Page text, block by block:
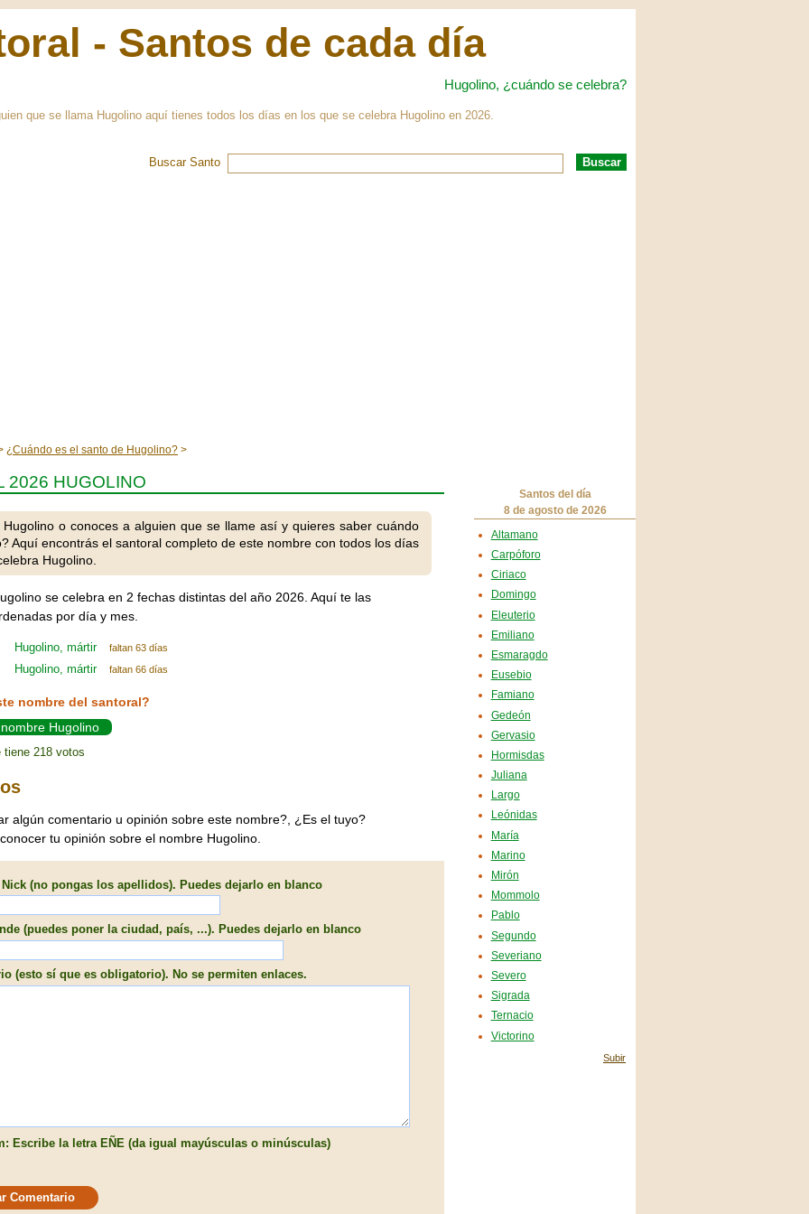
- Santos de cada día
Hugolino, ¿cuándo se celebra?
que se llama Hugolino aquí tienes todos los días en los que se celebra Hugolino en 2026.
Buscar Santo
¿Cuándo es el santo de Hugolino?
2026 HUGOLINO
Hugolino o conoces a alguien que se llame así y quieres saber cuándo
Aquí encontrás el santoral completo de este nombre con todos los días
Hugolino.
se celebra en 2 fechas distintas del año 2026. Aquí te las
por día y mes.
Hugolino, mártir faltan 63 días
Hugolino, mártir faltan 66 días
nombre del santoral?
Hugolino
tiene 218 votos
algún comentario u opinión sobre este nombre?, ¿Es el tuyo?
tu opinión sobre el nombre Hugolino.
(no pongas los apellidos). Puedes dejarlo en blanco
(puedes poner la ciudad, país, ...). Puedes dejarlo en blanco
(esto sí que es obligatorio). No se permiten enlaces.
Escribe la letra EÑE (da igual mayúsculas o minúsculas)
Santos del día
8 de agosto de 2026
Altamano
Carpóforo
Ciriaco
Domingo
Eleuterio
Emiliano
Esmaragdo
Eusebio
Famiano
Gedeón
Gervasio
Hormisdas
Juliana
Largo
Leónidas
María
Marino
Mirón
Mommolo
Pablo
Segundo
Severiano
Severo
Sigrada
Ternacio
Victorino
Subir